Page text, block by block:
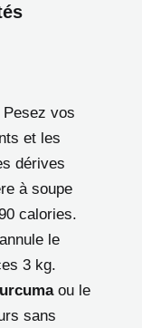
Pesez vos
et les
dérives
à soupe
calories.
le
3 kg.
ou le
sans